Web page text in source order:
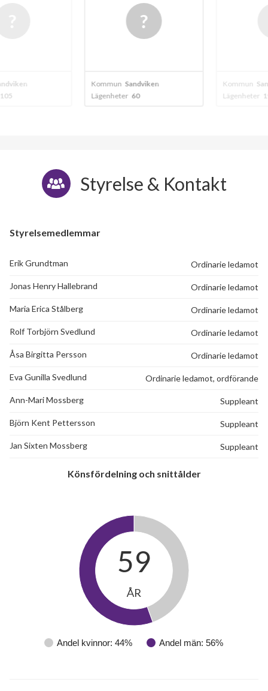
Kommun Sandviken
Lägenheter 60
Kommun
Lägenheter 197
Styrelse & Kontakt
Styrelsemedlemmar
Erik Grundtman Ordinarie ledamot
Jonas Henry Hallebrand Ordinarie ledamot
Maria Erica Stålberg Ordinarie ledamot
Rolf Torbjörn Svedlund Ordinarie ledamot
Åsa Birgitta Persson Ordinarie ledamot
Eva Gunilla Svedlund Ordinarie ledamot, ordförande
Ann-Mari Mossberg Suppleant
Björn Kent Pettersson Suppleant
Jan Sixten Mossberg Suppleant
Könsfördelning och snittålder
Andel kvinnor: 44% Andel män: 56%
59
ÅR